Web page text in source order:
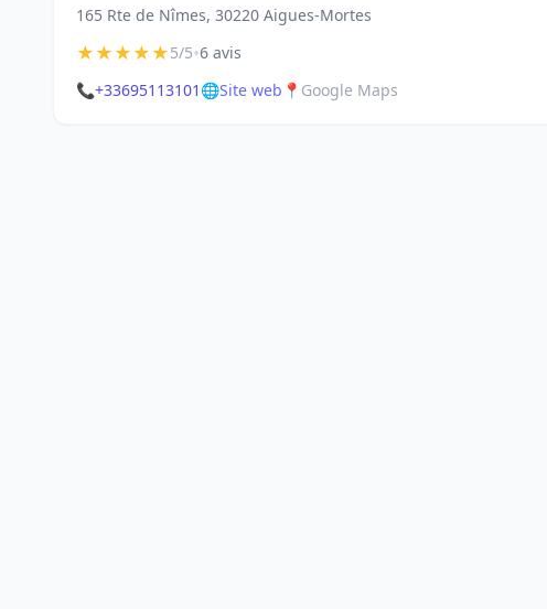
165 Rte de Nîmes, 30220 Aigues-Mortes
★★★★★5/5•6 avis
📞+33695113101 🌐Site web 📍 Google Maps